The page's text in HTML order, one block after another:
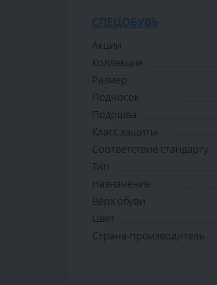
СПЕЦОБУВЬ
Акции
Коллекция
Размер
Подносок
Подошва
Класс защиты
Соответствие стандарту
Тип
Назначение
Верх обуви
Цвет
Страна-производитель